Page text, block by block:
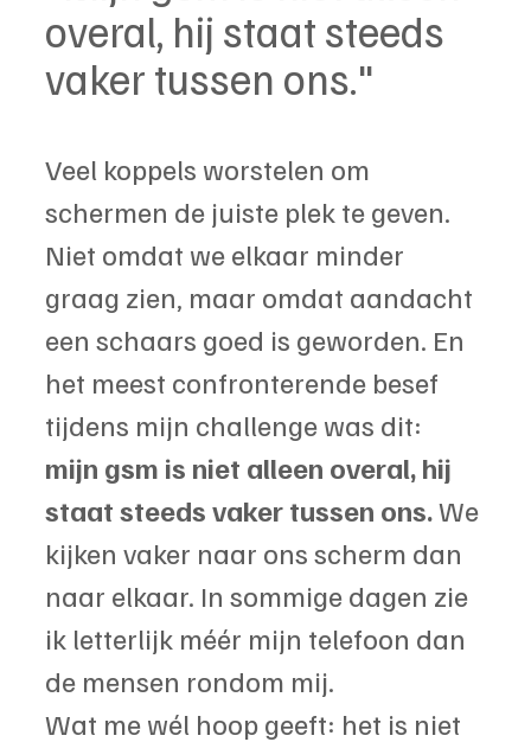
overal, hij staat steeds
vaker tussen ons."
Veel koppels worstelen om
schermen de juiste plek te geven.
Niet omdat we elkaar minder
graag zien, maar omdat aandacht
een schaars goed is geworden. En
het meest confronterende besef
tijdens mijn challenge was dit:
mijn gsm is niet alleen overal, hij
staat steeds vaker tussen ons. We
kijken vaker naar ons scherm dan
naar elkaar. In sommige dagen zie
ik letterlijk méér mijn telefoon dan
de mensen rondom mij.
Wat me wél hoop geeft: het is niet